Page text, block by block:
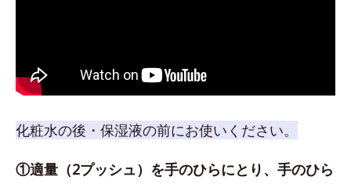
化粧水の後・保湿液の前にお使いください。
①適量（2プッシュ）を手のひらにとり、手のひら